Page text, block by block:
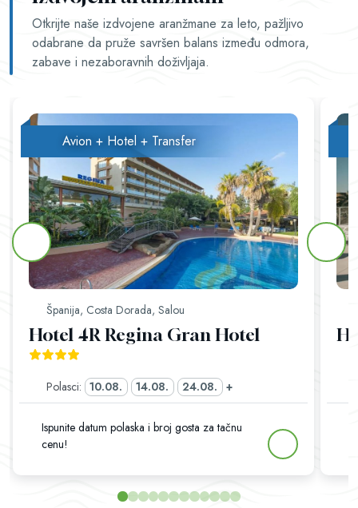
Otkrijte naše izdvojene aranžmane za leto, pažljivo
odabrane da pruže savršen balans između odmora,
zabave i nezaboravnih doživljaja.
Avion + Hotel + Transfer
Španija, Costa Dorada, Salou
Hotel 4R Regina Gran Hotel
Polasci: 10.08. 14.08. 24.08. +
Ispunite datum polaska i broj gosta za tačnu
cenu!